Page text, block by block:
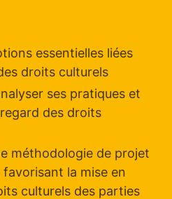
essentielles liées
droits culturels
ses pratiques et
des droits
méthodologie de projet
favorisant la mise en
culturels des parties